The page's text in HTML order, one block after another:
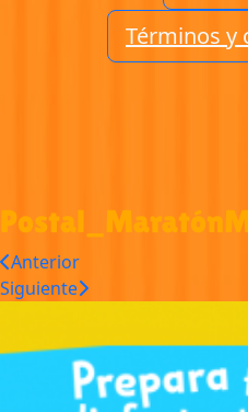
Términos y
Anterior
Siguiente